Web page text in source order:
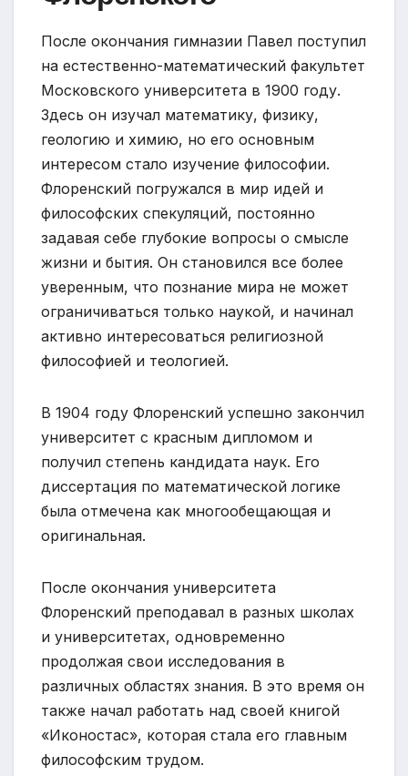
После окончания гимназии Павел поступил
на естественно-математический факультет
Московского университета в 1900 году.
Здесь он изучал математику, физику,
геологию и химию, но его основным
интересом стало изучение философии.
Флоренский погружался в мир идей и
философских спекуляций, постоянно
задавая себе глубокие вопросы о смысле
жизни и бытия. Он становился все более
уверенным, что познание мира не может
ограничиваться только наукой, и начинал
активно интересоваться религиозной
философией и теологией.
В 1904 году Флоренский успешно закончил
университет с красным дипломом и
получил степень кандидата наук. Его
диссертация по математической логике
была отмечена как многообещающая и
оригинальная.
После окончания университета
Флоренский преподавал в разных школах
и университетах, одновременно
продолжая свои исследования в
различных областях знания. В это время он
также начал работать над своей книгой
«Иконостас», которая стала его главным
философским трудом.